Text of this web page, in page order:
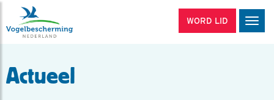
WORD LID
Actueel